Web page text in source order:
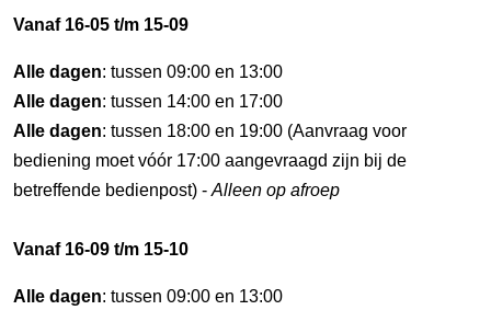
Vanaf 16-05 t/m 15-09
Alle dagen: tussen 09:00 en 13:00
Alle dagen: tussen 14:00 en 17:00
Alle dagen: tussen 18:00 en 19:00 (Aanvraag voor
bediening moet vóór 17:00 aangevraagd zijn bij de
betreffende bedienpost) - Alleen op afroep
Vanaf 16-09 t/m 15-10
Alle dagen: tussen 09:00 en 13:00